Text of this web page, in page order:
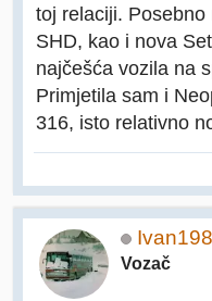
toj relaciji.
SHD, kao i nova
najčešća vozila na
Primjetila sam i
316, isto relativno
Vozač